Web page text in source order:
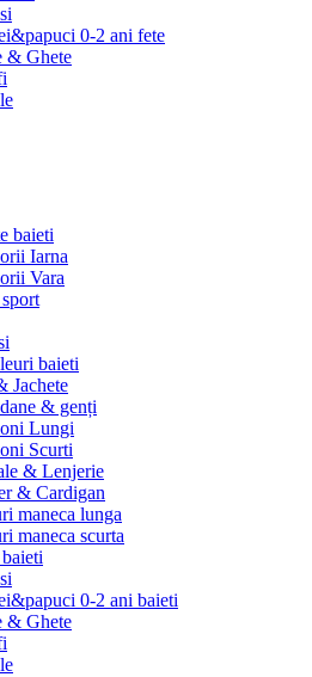
0-2 ani fete
& Ghete
baieti
Iarna
Vara
baieti
Jachete
& genți
Lungi
Scurti
& Lenjerie
& Cardigan
maneca lunga
maneca scurta
0-2 ani baieti
& Ghete